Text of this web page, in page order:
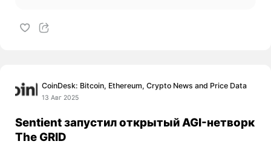
CoinDesk: Bitcoin, Ethereum, Crypto News and Price Data
13 Авг 2025
Sentient запустил открытый AGI-нетворк
The GRID